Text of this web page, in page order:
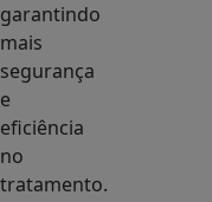
garantindo
mais
segurança
e
eficiência
no
tratamento.